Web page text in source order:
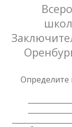
Определите